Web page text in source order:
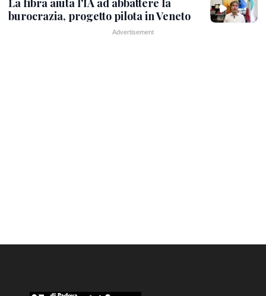
burocrazia, progetto pilota in Veneto